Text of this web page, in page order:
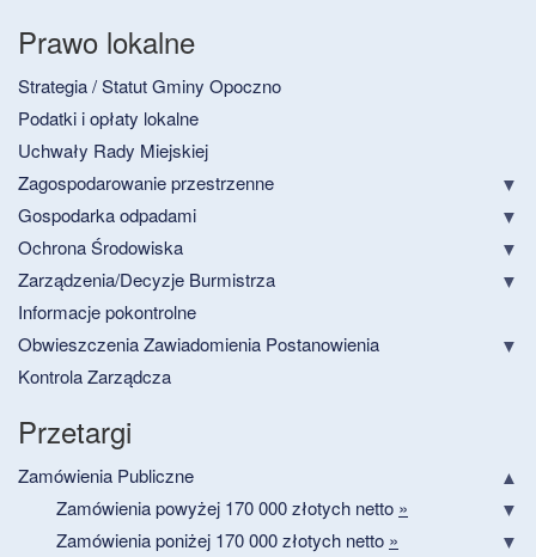
Prawo lokalne
Strategia / Statut Gminy Opoczno
Podatki i opłaty lokalne
Uchwały Rady Miejskiej
Zagospodarowanie przestrzenne
Gospodarka odpadami
Ochrona Środowiska
Zarządzenia/Decyzje Burmistrza
Informacje pokontrolne
Obwieszczenia Zawiadomienia Postanowienia
Kontrola Zarządcza
Przetargi
Zamówienia Publiczne
Zamówienia powyżej 170 000 złotych netto »
Zamówienia poniżej 170 000 złotych netto »